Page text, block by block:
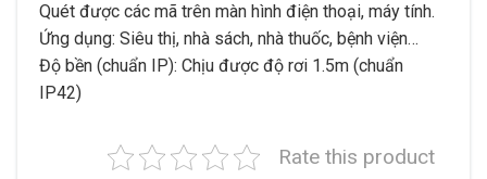
Quét được các mã trên màn hình điện thoại, máy tính.
Ứng dụng: Siêu thị, nhà sách, nhà thuốc, bệnh viện…
Độ bền (chuẩn IP): Chịu được độ rơi 1.5m (chuẩn
IP42)
Rate this product